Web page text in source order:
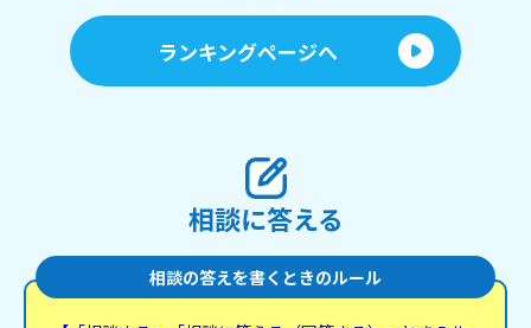
ランキングページへ
相談に答える
相談の答えを書くときのルール